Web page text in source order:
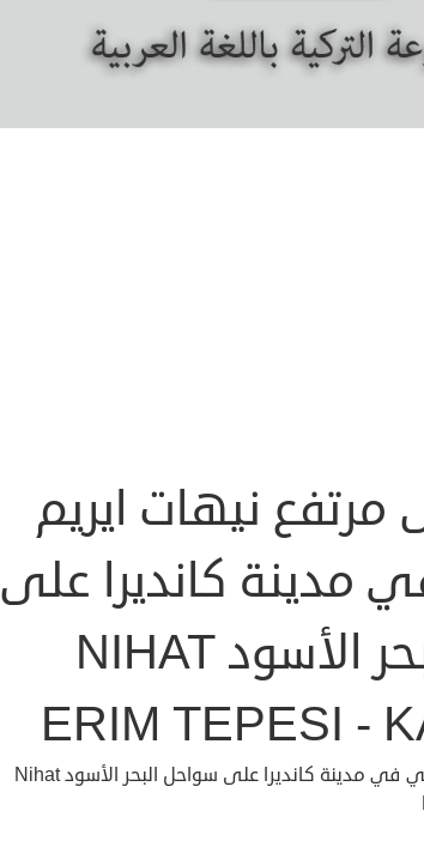
نيهات ايريم
مدينة كانديرا على
سواحل البحر الأسود NIHAT
ERIM TEPESI -
مرتفع نيهات ايريم تيبيسي في مدينة كانديرا على سواحل البحر الأسود Nihat